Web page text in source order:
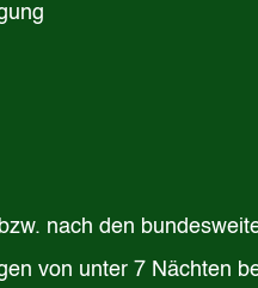
nach den
von unter 7 Nächten